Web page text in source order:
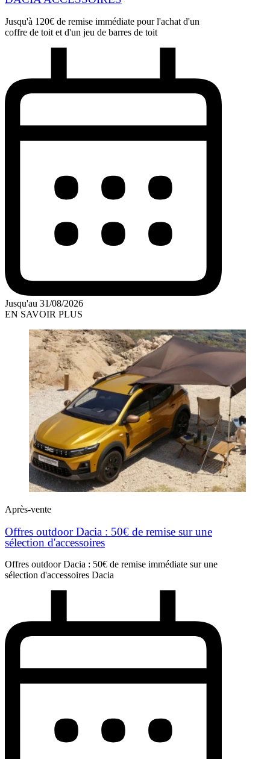
Jusqu'à 120€ de remise immédiate pour l'achat d'un
coffre de toit et d'un jeu de barres de toit
Jusqu'au 31/08/2026
EN SAVOIR PLUS
Après-vente
Offres outdoor Dacia : 50€ de remise sur une
sélection d'accessoires
Offres outdoor Dacia : 50€ de remise immédiate sur une
sélection d'accessoires Dacia